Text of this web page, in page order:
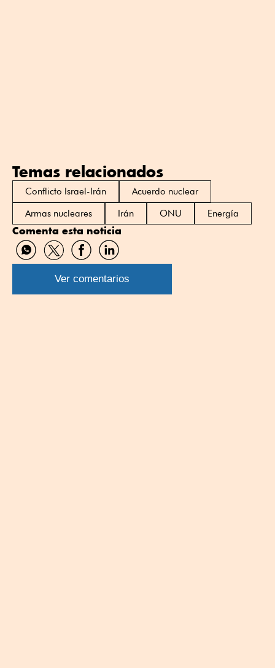
Temas relacionados
Conflicto Israel-Irán
Acuerdo nuclear
Armas nucleares
Irán ONU Energía
Comenta esta noticia
Compartir
por
WhatsApp
Compartir
por
Twitter
Compartir
por
Facebook
Compartir
por
Linkedin
Ver comentarios